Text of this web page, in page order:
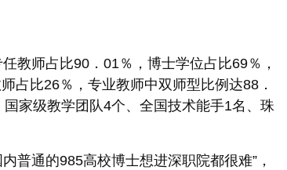
教师占比90．01％，博士学位占比69％，
占比26％，专业教师中双师型比例达88．
家级教学团队4个、全国技术能手1名、珠
普通的985高校博士想进深职院都很难”，